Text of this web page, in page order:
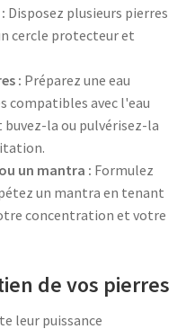
Disposez plusieurs pierres
cercle protecteur et
: Préparez une eau
compatibles avec l'eau
la ou pulvérisez-la
un mantra : Formulez
un mantra en tenant
concentration et votre
de vos pierres
leur puissance